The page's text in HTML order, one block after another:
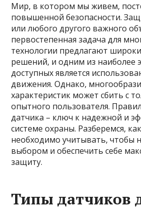
Мир, в котором мы живем,
повышенной безопасности.
или любого другого важного
первостепенная задача для
технологии предлагают
решений, и одним из наиболее
доступных является
движения. Однако,
характеристик может сбить с
опытного пользователя.
датчика – ключ к надежной и
системе охраны. Разберемся,
необходимо учитывать, чтобы
выбором и обеспечить себе
защиту.
Типы датчиков